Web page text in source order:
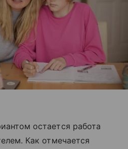
остается работа
Как отмечается